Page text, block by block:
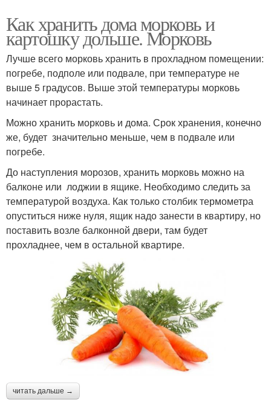
Как хранить дома морковь и
картошку дольше. Морковь
Лучше всего морковь хранить в прохладном помещении:
погребе, подполе или подвале, при температуре не
выше 5 градусов. Выше этой температуры морковь
начинает прорастать.
Можно хранить морковь и дома. Срок хранения, конечно
же, будет значительно меньше, чем в подвале или
погребе.
До наступления морозов, хранить морковь можно на
балконе или лоджии в ящике. Необходимо следить за
температурой воздуха. Как только столбик термометра
опуститься ниже нуля, ящик надо занести в квартиру, но
поставить возле балконной двери, там будет
прохладнее, чем в остальной квартире.
читать дальше →